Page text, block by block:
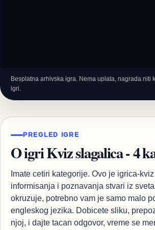
Besplatna arhivska igra. Nema uplata, nagrada niti
igri.
PREGLED IGRE
O igri Kviz slagalica - 4
Imate cetiri kategorije. Ovo je igrica-
informisanja i poznavanja stvari iz
okruzuje, potrebno vam je samo malo
engleskog jezika. Dobicete sliku,
njoj, i dajte tacan odgovor, vreme se